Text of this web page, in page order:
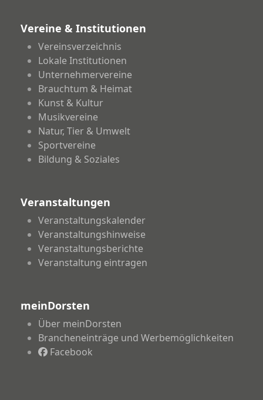
Vereine & Institutionen
Vereinsverzeichnis
Lokale Institutionen
Unternehmervereine
Brauchtum & Heimat
Kunst & Kultur
Musikvereine
Natur, Tier & Umwelt
Sportvereine
Bildung & Soziales
Veranstaltungen
Veranstaltungskalender
Veranstaltungshinweise
Veranstaltungsberichte
Veranstaltung eintragen
meinDorsten
Über meinDorsten
Brancheneinträge und Werbemöglichkeiten
Facebook